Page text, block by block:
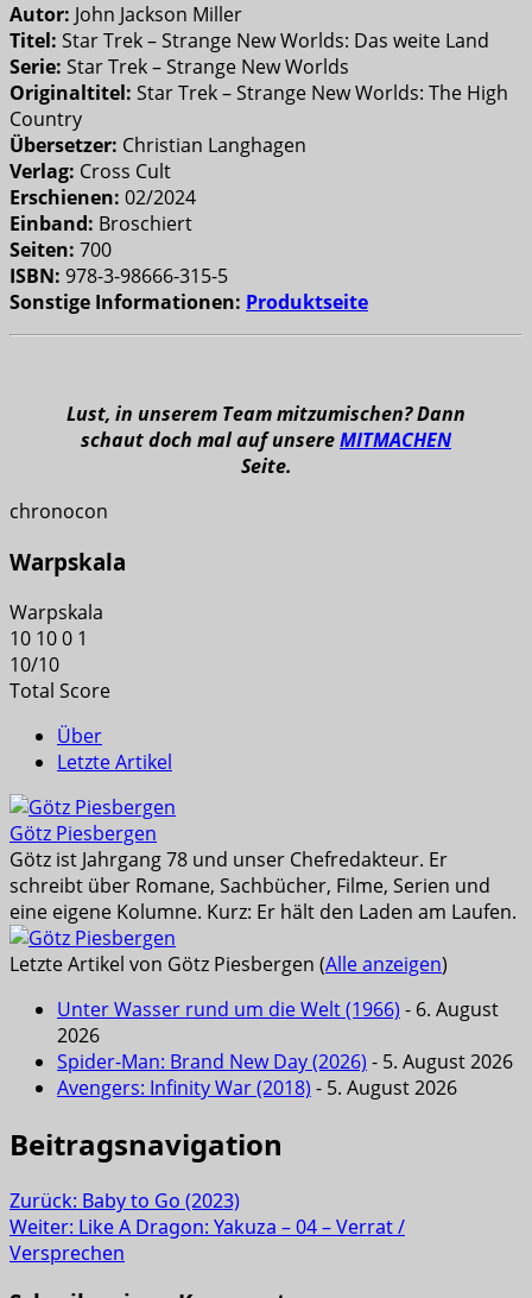
Autor: John Jackson Miller
Titel: Star Trek – Strange New Worlds: Das weite Land
Serie: Star Trek – Strange New Worlds
Originaltitel: Star Trek – Strange New Worlds: The High
Country
Übersetzer: Christian Langhagen
Verlag: Cross Cult
Erschienen: 02/2024
Einband: Broschiert
Seiten: 700
ISBN: 978-3-98666-315-5
Sonstige Informationen: Produktseite
Lust, in unserem Team mitzumischen? Dann
schaut doch mal auf unsereMITMACHEN
Seite.
chronocon
Warpskala
Warpskala
10 100 1
10/10
Total Score
Über
Letzte Artikel
Götz Piesbergen
Götz ist Jahrgang 78 und unser Chefredakteur. Er
schreibt über Romane, Sachbücher, Filme, Serien und
eine eigene Kolumne. Kurz: Er hält den Laden am Laufen.
Letzte Artikel von Götz Piesbergen (Alle anzeigen)
Unter Wasser rund um die Welt (1966) - 6. August
2026
Spider-Man: Brand New Day (2026) - 5. August 2026
Avengers: Infinity War (2018) - 5. August 2026
Beitragsnavigation
Zurück: Baby to Go (2023)
Weiter: Like A Dragon: Yakuza – 04 – Verrat /
Versprechen